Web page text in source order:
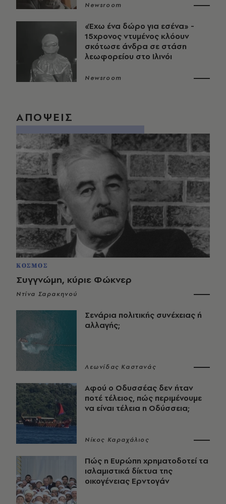
Newsroom
«Έχω ένα δώρο για εσένα» -
15χρονος ντυμένος κλόουν
σκότωσε άνδρα σε στάση
λεωφορείου στο Ιλινόι
Newsroom
ΑΠΟΨΕΙΣ
ΚΟΣΜΟΣ
Συγγνώμη, κύριε Φώκνερ
Ντίνα Σαρακηνού
Σενάρια πολιτικής συνέχειας ή
αλλαγής;
Λεωνίδας Καστανάς
Αφού ο Οδυσσέας δεν ήταν
ποτέ τέλειος, πώς περιμένουμε
να είναι τέλεια η Οδύσσεια;
Νίκος Καραχάλιος
Πώς η Ευρώπη χρηματοδοτεί τα
ισλαμιστικά δίκτυα της
οικογένειας Ερντογάν